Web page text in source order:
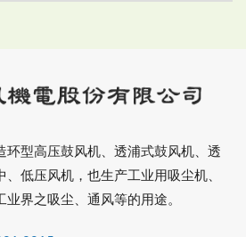
环型高压鼓风机、透浦式鼓风机、透
低压风机，也生产工业用吸尘机、
界之吸尘、通风等的用途。